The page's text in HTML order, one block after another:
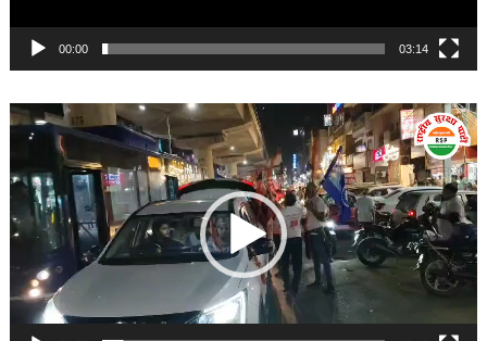
00:00 03:14
Video
Player